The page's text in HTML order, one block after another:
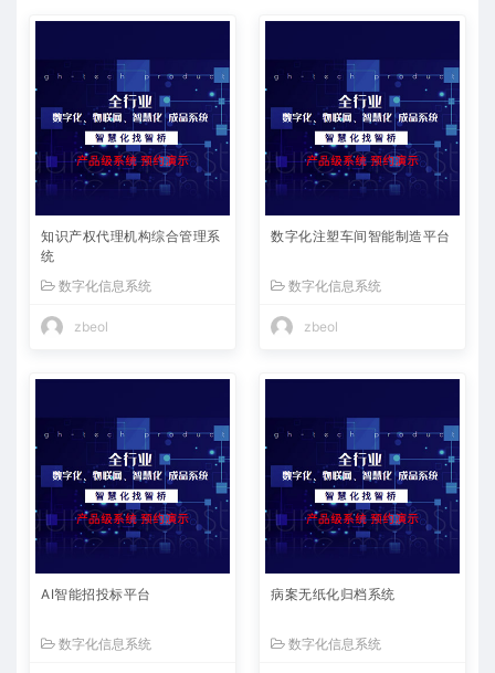
知识产权代理机构综合管理系
统
数字化信息系统
zbeol
数字化注塑车间智能制造平台
数字化信息系统
zbeol
AI智能招投标平台
数字化信息系统
病案无纸化归档系统
数字化信息系统